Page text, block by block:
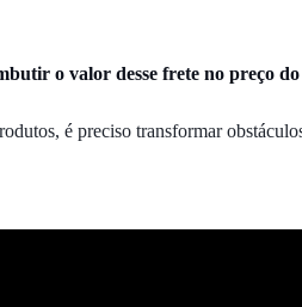
o valor desse frete no preço
é preciso transformar